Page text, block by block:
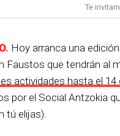
Te
Hoy arranca una
Faustos que tendrán al
actividades hasta el 14
por el Social Antzokia
tú elijas).